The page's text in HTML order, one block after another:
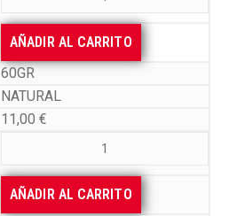
AÑADIR AL CARRITO
60GR
NATURAL
11,00 €
AÑADIR AL CARRITO